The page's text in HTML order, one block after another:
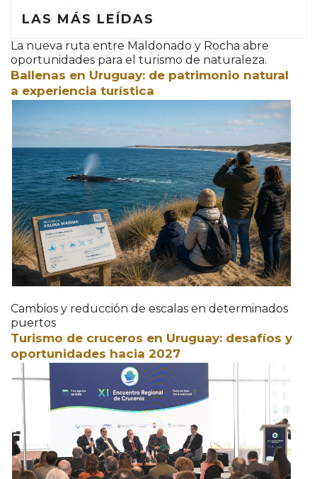
LAS MÁS LEÍDAS
La nueva ruta entre Maldonado y Rocha abre
oportunidades para el turismo de naturaleza.
Ballenas en Uruguay: de patrimonio natural
a experiencia turística
Cambios y reducción de escalas en determinados
puertos
Turismo de cruceros en Uruguay: desafíos y
oportunidades hacia 2027